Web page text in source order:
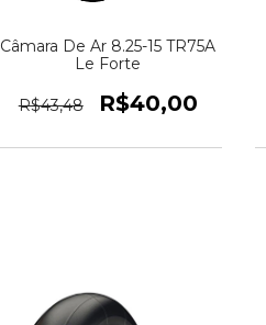
Câmara De Ar 8.25-15 TR75A
Le Forte
R$43,48 R$40,00